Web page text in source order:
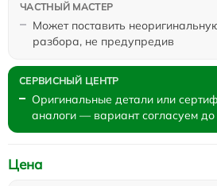
Может поставить
разбора, не предупредив
Оригинальные детали или
аналоги — вариант согласуем до
Цена